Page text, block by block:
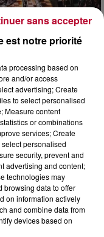
» INVESTIT
« Le Rêve
romain les 6,
est notre priorité
processing based on
and/or access
advertising; Create
to select personalised
Measure content
or combinations
services; Create
personalised
security, prevent and
advertising and content;
technologies may
browsing data to offer
on information actively
and combine data from
devices based on
sans accepter